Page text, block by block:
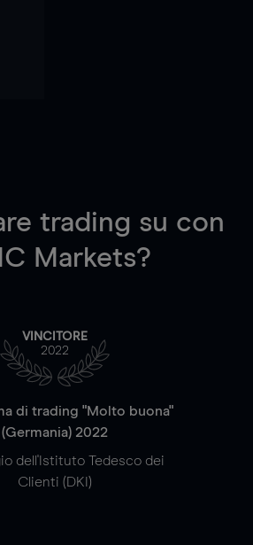
trading su con
Markets?
VINCITORE
2022
di trading "Molto buona"
(Germania) 2022
dell'Istituto Tedesco dei
Clienti (DKI)